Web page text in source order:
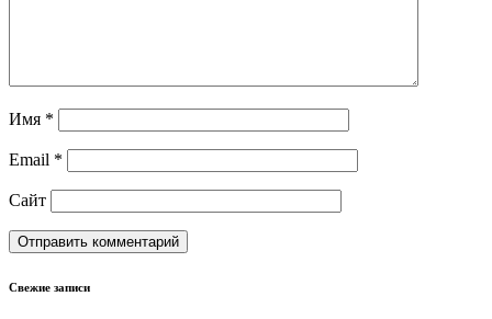
Имя *
Email *
Сайт
Свежие записи